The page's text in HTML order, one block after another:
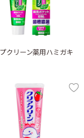
クリーン薬用ハミガキ